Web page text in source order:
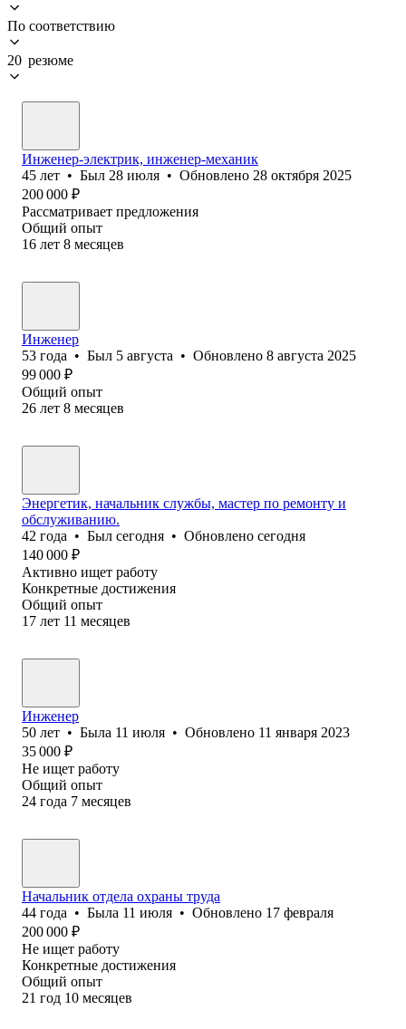
По соответствию
20 резюме
Инженер-электрик, инженер-механик
45 лет • Был 28 июля • Обновлено 28 октября 2025
200 000 ₽
Рассматривает предложения
Общий опыт
16 лет 8 месяцев
Инженер
53 года • Был 5 августа • Обновлено 8 августа 2025
99 000 ₽
Общий опыт
26 лет 8 месяцев
Энергетик, начальник службы, мастер по ремонту и
обслуживанию.
42 года • Был сегодня • Обновлено сегодня
140 000 ₽
Активно ищет работу
Конкретные достижения
Общий опыт
17 лет 11 месяцев
Инженер
50 лет • Была 11 июля • Обновлено 11 января 2023
35 000 ₽
Не ищет работу
Общий опыт
24 года 7 месяцев
Начальник отдела охраны труда
44 года • Была 11 июля • Обновлено 17 февраля
200 000 ₽
Не ищет работу
Конкретные достижения
Общий опыт
21 год 10 месяцев